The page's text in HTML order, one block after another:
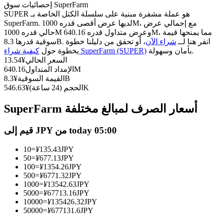
نسخ التداول
انضم إلى أفضل المتداولين
كن متداول نسخ
إحصائيات سوق SuperFarm
SUPER هو عملة مشفرة مبنية على سلسلة الكتل الخاصة بـ
SuperFarm. لديها عرض أقصى قدره 1000M، مع إجمالي عرض
حالي قدره 1000M وعرض متداول قدره 640.16M، مما يمنحها قيمة
سوقية قدرها 8.3B. انقر هنا لــ شراء الآن، أو تحقق من دليلنا خطوة
بخطوة حول كيفية شراء SuperFarm (SUPER)
بأمان وسهولة.
السعر الحالي¥
13.54
الإمداد المتداول 640.16M
القيمة السوقية¥
8.3B
الحجم (24 ساعة)
¥ 546.63K
SuperFarm أسعار الصرف لمبالغ مختلفة
قيم إلى JPY من today 05:00
10=¥135.43JPY
50=¥677.13JPY
100=¥1354.26JPY
500=¥6771.32JPY
1000=¥13542.63JPY
5000=¥67713.16JPY
10000=¥135426.32JPY
50000=¥677131.6JPY